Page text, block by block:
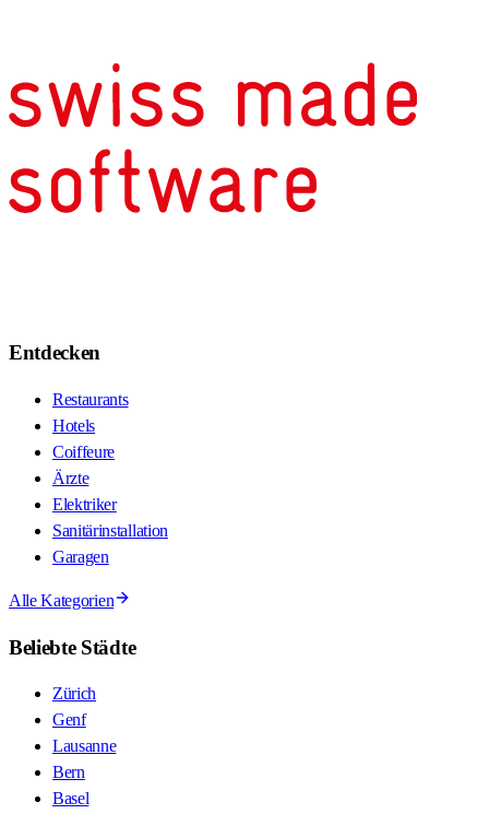
Entdecken
Restaurants
Hotels
Coiffeure
Ärzte
Elektriker
Sanitärinstallation
Garagen
Alle Kategorien
Beliebte Städte
Zürich
Genf
Lausanne
Bern
Basel